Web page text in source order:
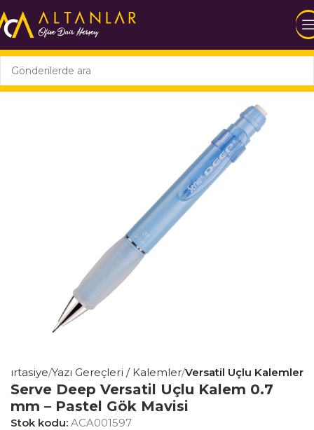
Yazı Gereçleri / Kalemler Versatil Uçlu Kalemler
Serve Deep Versatil Uçlu Kalem 0.7
mm – Pastel Gök Mavisi
Stok kodu: ACA001597